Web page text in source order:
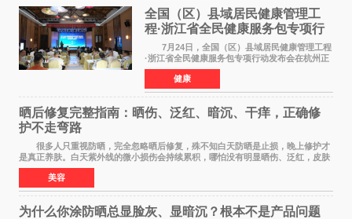
全国（区）县域居民健康管理工
程·浙江省全民健康服务包专项行
动发布会在杭启幕
7月24日，全国（区）县域居民健康管理工程
·浙江省全民健康服务包专项行动发布会在杭州正
式启幕。来自全国各地的医疗领域权威专家、知
名机构负责人及项目合作伙伴齐聚西子湖畔，共
同见证浙江全
健康
晒后修复完整指南：晒伤、泛红、暗沉、干痒，正确修
护不走弯路
很多人只重视防晒，完全忽略晒后修复，殊不知白天防晒是止损，晚上修护才
是真正养肤。白天紫外线的微小损伤会持续累积，哪怕没有明显晒伤、泛红，皮肤
也会处于轻微炎症、缺水、疲劳状态。如果
美容
为什么你涂防晒总显脸灰、显暗沉？根本不是产品问题